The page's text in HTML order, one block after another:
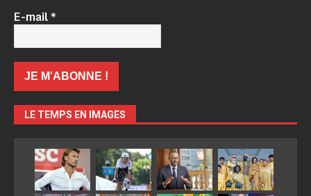
E-mail*
LE TEMPS EN IMAGES